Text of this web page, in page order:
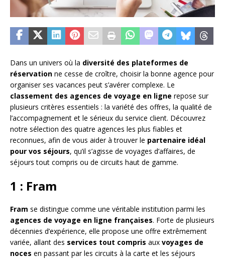
Dans un univers où la diversité des plateformes de
réservation ne cesse de croître, choisir la bonne agence pour
organiser ses vacances peut s’avérer complexe. Le
classement des agences de voyage en ligne repose sur
plusieurs critères essentiels : la variété des offres, la qualité de
l’accompagnement et le sérieux du service client. Découvrez
notre sélection des quatre agences les plus fiables et
reconnues, afin de vous aider à trouver le partenaire idéal
pour vos séjours, qu’il s’agisse de voyages d’affaires, de
séjours tout compris ou de circuits haut de gamme.
1 : Fram
Fram se distingue comme une véritable institution parmi les
agences de voyage en ligne françaises. Forte de plusieurs
décennies d’expérience, elle propose une offre extrêmement
variée, allant des services tout compris aux voyages de
noces en passant par les circuits à la carte et les séjours